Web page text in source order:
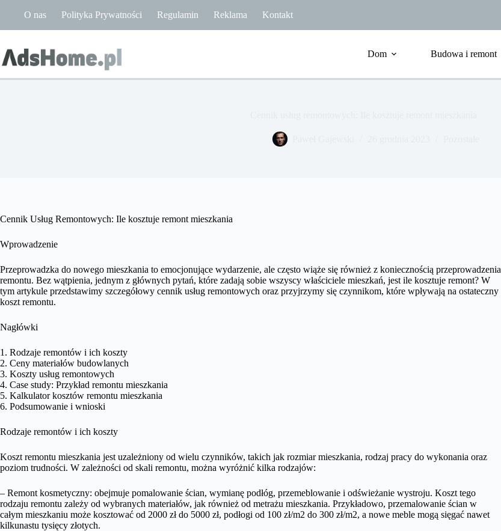
O nas Polityka Prywatności Regulamin Reklama Kontakt
Dom Budowa i remont
Cennik Usług Remontowych: Ile kosztuje remont mieszkania
Wprowadzenie
Przeprowadzka do nowego mieszkania to emocjonujące wydarzenie, ale często wiąże się również z koniecznością przeprowadzenia
remontu. Bez wątpienia, jednym z głównych pytań, które zadają sobie wszyscy właściciele mieszkań, jest ile kosztuje remont? W
tym artykule przedstawimy szczegółowy cennik usług remontowych oraz przyjrzymy się czynnikom, które wpływają na ostateczny
koszt remontu.
Nagłówki
1. Rodzaje remontów i ich koszty
2. Ceny materiałów budowlanych
3. Koszty usług remontowych
4. Case study: Przykład remontu mieszkania
5. Kalkulator kosztów remontu mieszkania
6. Podsumowanie i wnioski
Rodzaje remontów i ich koszty
Koszt remontu mieszkania jest uzależniony od wielu czynników, takich jak rozmiar mieszkania, rodzaj pracy do wykonania oraz
poziom trudności. W zależności od skali remontu, można wyróżnić kilka rodzajów:
– Remont kosmetyczny: obejmuje pomalowanie ścian, wymianę podłóg, przemeblowanie i odświeżanie wystroju. Koszt tego
rodzaju remontu zależy od wybranych materiałów, jak również od metrażu mieszkania. Przykładowo, przemalowanie ścian w
całym mieszkaniu może kosztować od 2000 zł do 5000 zł, podłogi od 100 zł/m2 do 300 zł/m2, a nowe meble mogą sięgać nawet
kilkunastu tysięcy złotych.